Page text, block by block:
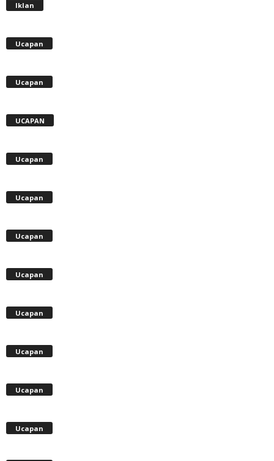
Iklan
Ucapan
Ucapan
UCAPAN
Ucapan
Ucapan
Ucapan
Ucapan
Ucapan
Ucapan
Ucapan
Ucapan